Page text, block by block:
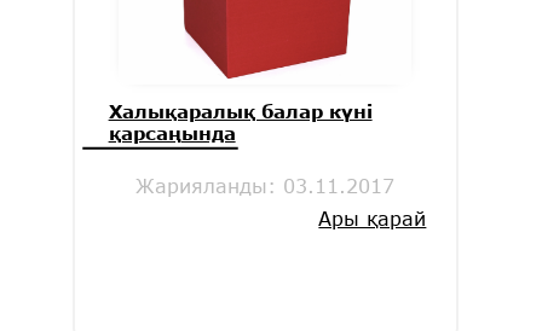
Халықаралық балар күні
қарсаңында
Жарияланды: 03.11.2017
Ары қарай